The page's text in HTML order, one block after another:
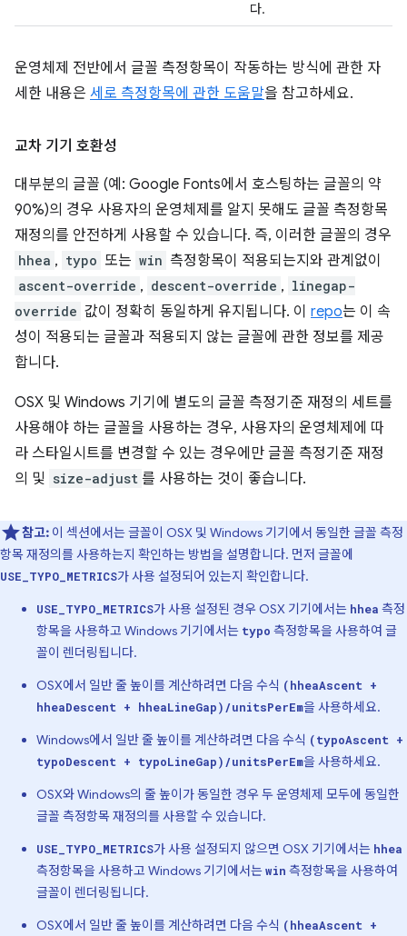
다.
운영체제 전반에서 글꼴 측정항목이 작동하는 방식에 관한 자
세한 내용은 세로 측정항목에 관한 도움말을 참고하세요.
교차 기기 호환성
대부분의 글꼴 (예: Google Fonts에서 호스팅하는 글꼴의 약
90%)의 경우 사용자의 운영체제를 알지 못해도 글꼴 측정항목
재정의를 안전하게 사용할 수 있습니다. 즉, 이러한 글꼴의 경우
hhea , typo 또는 win 측정항목이 적용되는지와 관계없이
ascent-override , descent-override , linegap-
override 값이 정확히 동일하게 유지됩니다. 이 repo는 이 속
성이 적용되는 글꼴과 적용되지 않는 글꼴에 관한 정보를 제공
합니다.
OSX 및 Windows 기기에 별도의 글꼴 측정기준 재정의 세트를
사용해야 하는 글꼴을 사용하는 경우, 사용자의 운영체제에 따
라 스타일시트를 변경할 수 있는 경우에만 글꼴 측정기준 재정
의 및 size-adjust 를 사용하는 것이 좋습니다.
참고: 이 섹션에서는 글꼴이 OSX 및 Windows 기기에서 동일한 글꼴 측정
항목 재정의를 사용하는지 확인하는 방법을 설명합니다. 먼저 글꼴에
USE_TYPO_METRICS가 사용 설정되어 있는지 확인합니다.
USE_TYPO_METRICS가 사용 설정된 경우 OSX 기기에서는 hhea 측정
항목을 사용하고 Windows 기기에서는 typo 측정항목을 사용하여 글
꼴이 렌더링됩니다.
OSX에서 일반 줄 높이를 계산하려면 다음 수식 (hheaAscent +
hheaDescent + hheaLineGap)/unitsPerEm을 사용하세요.
Windows에서 일반 줄 높이를 계산하려면 다음 수식 (typoAscent +
typoDescent + typoLineGap)/unitsPerEm을 사용하세요.
OSX와 Windows의 줄 높이가 동일한 경우 두 운영체제 모두에 동일한
글꼴 측정항목 재정의를 사용할 수 있습니다.
USE_TYPO_METRICS가 사용 설정되지 않으면 OSX 기기에서는 hhea
측정항목을 사용하고 Windows 기기에서는win 측정항목을 사용하여
글꼴이 렌더링됩니다.
OSX에서 일반 줄 높이를 계산하려면 다음 수식 (hheaAscent +